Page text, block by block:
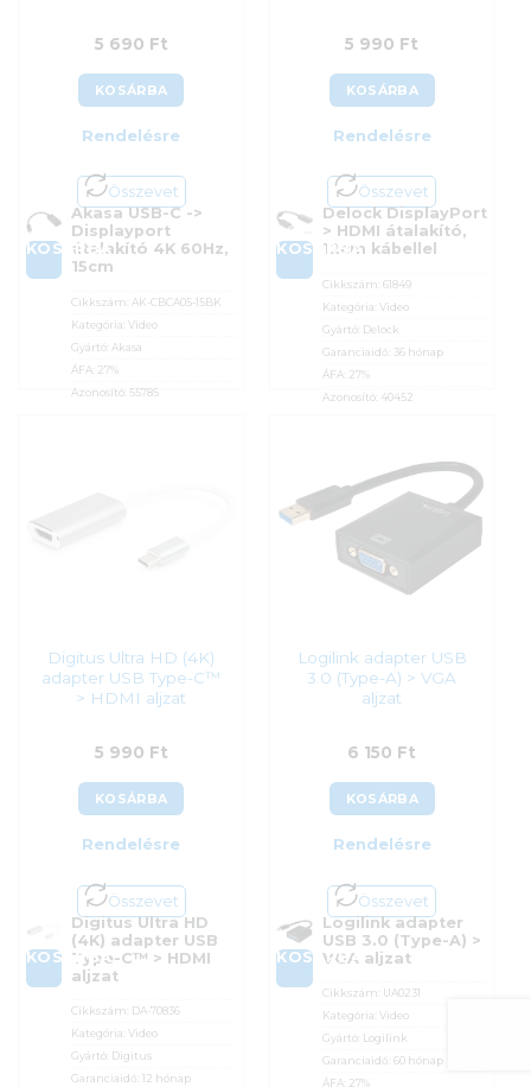
5 690 Ft
KOSÁRBA
Rendelésre
Összevet
KOSÁRBA
Akasa USB-C ->
Displayport
átalakító 4K 60Hz,
15cm
Cikkszám: AK-CBCA05-15BK
Kategória:Video
Gyártó: Akasa
ÁFA: 27%
Azonosító: 55785
5 990 Ft
KOSÁRBA
Rendelésre
Összevet
KOSÁRBA
Delock DisplayPort
> HDMI átalakító,
12cm kábellel
Cikkszám: 61849
Kategória: Video
Gyártó: Delock
Garanciaidő: 36 hónap
ÁFA: 27%
Azonosító: 40452
Digitus Ultra HD (4K)
adapter USB Type-C™
> HDMI aljzat
5 990 Ft
KOSÁRBA
Rendelésre
Összevet
KOSÁRBA
Digitus Ultra HD
(4K) adapter USB
Type-C™ > HDMI
aljzat
Cikkszám: DA-70836
Kategória:Video
Gyártó: Digitus
Garanciaidő:12 hónap
Logilink adapter USB
3.0 (Type-A) > VGA
aljzat
6 150 Ft
KOSÁRBA
Rendelésre
Összevet
KOSÁRBA
Logilink adapter
USB 3.0 (Type-A) >
VGA aljzat
Cikkszám: UA0231
Kategória: Video
Gyártó: Logilink
Garanciaidő: 60 hónap
ÁFA: 27%